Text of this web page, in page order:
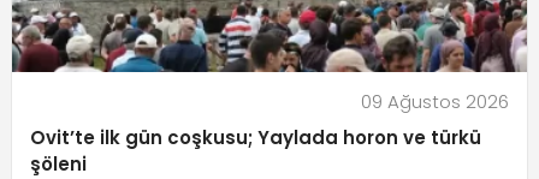
09 Ağustos 2026
Ovit’te ilk gün coşkusu; Yaylada horon ve türkü
şöleni